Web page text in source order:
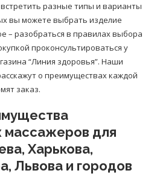
разные типы и варианты
вы можете выбрать изделие
– разобраться в правилах выбора
проконсультироваться у
“Линия здоровья”. Наши
о преимуществах каждой
заказ.
массажеров для
Харькова,
Львова и городов